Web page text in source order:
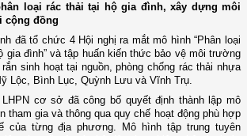
loại rác thải tại hộ gia đình, xây dựng môi
cộng đồng
đãtổ chức 4 Hội nghị ra mắt mô hình “Phân loại
gia đình”và tập huấn kiến thức bảo vệ môi trường
sinh hoạt tại nguồn, phòng chống rác thải nhựa
Lộc, Bình Lục, Quỳnh Lưu và Vĩnh Trụ.
cơ sở đã công bố quyết định thành lập mô
tham gia và thông qua quy chế hoạt động phù hợp
của từng địa phương. Mô hình tập trung tuyên